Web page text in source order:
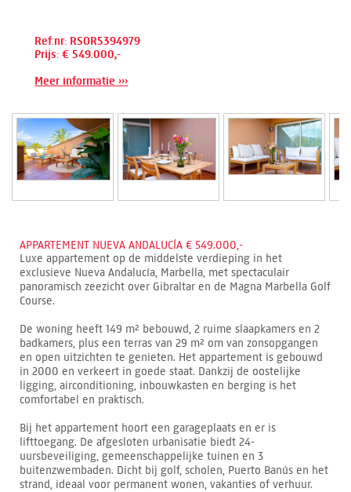
Ref.nr: RSOR5394979
Prijs: € 549.000,-
Meer informatie ›››
APPARTEMENT NUEVA ANDALUCÍA € 549.000,-
Luxe appartement op de middelste verdieping in het
exclusieve Nueva Andalucía, Marbella, met spectaculair
panoramisch zeezicht over Gibraltar en de Magna Marbella Golf
Course.
De woning heeft 149 m² bebouwd, 2 ruime slaapkamers en 2
badkamers, plus een terras van 29 m² om van zonsopgangen
en open uitzichten te genieten. Het appartement is gebouwd
in 2000 en verkeert in goede staat. Dankzij de oostelijke
ligging, airconditioning, inbouwkasten en berging is het
comfortabel en praktisch.
Bij het appartement hoort een garageplaats en er is
lifttoegang. De afgesloten urbanisatie biedt 24-
uursbeveiliging, gemeenschappelijke tuinen en 3
buitenzwembaden. Dicht bij golf, scholen, Puerto Banús en het
strand, ideaal voor permanent wonen, vakanties of verhuur.